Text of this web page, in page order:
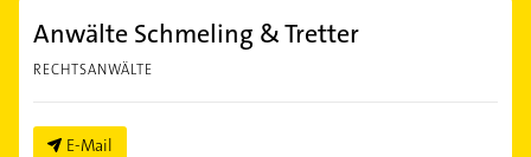
Anwälte Schmeling & Tretter
RECHTSANWÄLTE
E-Mail